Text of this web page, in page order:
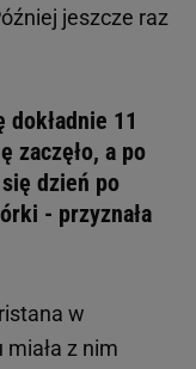
jeszcze raz
11
zaczęło, a po
dzień po
- przyznała
w
z nim